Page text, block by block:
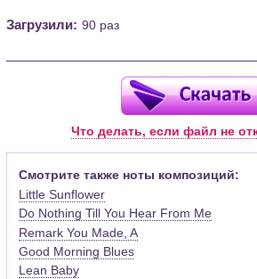
Загрузили: 90 раз
Что делать, если файл не
Смотрите также ноты композиций:
Little Sunflower
Do Nothing Till You Hear From Me
Remark You Made, A
Good Morning Blues
Lean Baby